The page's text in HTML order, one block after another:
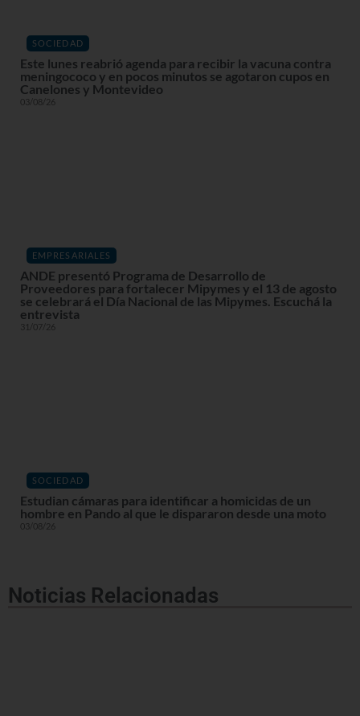
SOCIEDAD
Este lunes reabrió agenda para recibir la vacuna contra
meningococo y en pocos minutos se agotaron cupos en
Canelones y Montevideo
03/08/26
EMPRESARIALES
ANDE presentó Programa de Desarrollo de
Proveedores para fortalecer Mipymes y el 13 de agosto
se celebrará el Día Nacional de las Mipymes. Escuchá la
entrevista
31/07/26
SOCIEDAD
Estudian cámaras para identificar a homicidas de un
hombre en Pando al que le dispararon desde una moto
03/08/26
Noticias Relacionadas